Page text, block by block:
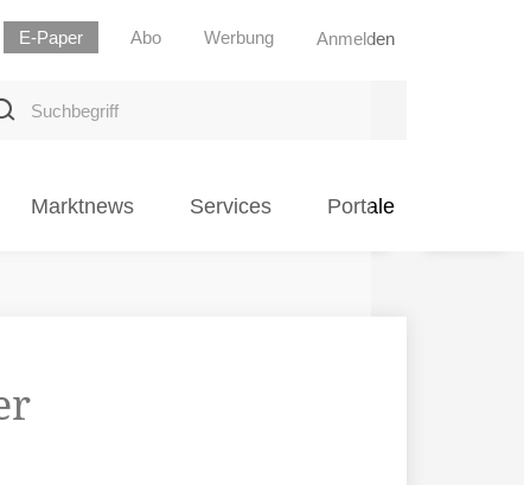
E-Paper Abo Werbung Anmelden
Marktnews Services Portale